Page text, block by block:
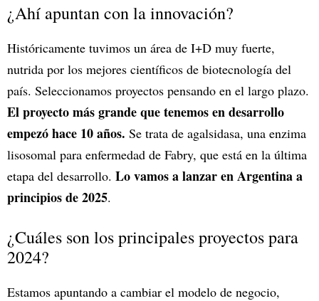
¿Ahí apuntan con la innovación?
Históricamente tuvimos un área de I+D muy fuerte,
nutrida por los mejores científicos de biotecnología del
país. Seleccionamos proyectos pensando en el largo plazo.
El proyecto más grande que tenemos en desarrollo
empezó hace 10 años. Se trata de agalsidasa, una enzima
lisosomal para enfermedad de Fabry, que está en la última
etapa del desarrollo. Lo vamos a lanzar en Argentina a
principios de 2025.
¿Cuáles son los principales proyectos para
2024?
Estamos apuntando a cambiar el modelo de negocio,